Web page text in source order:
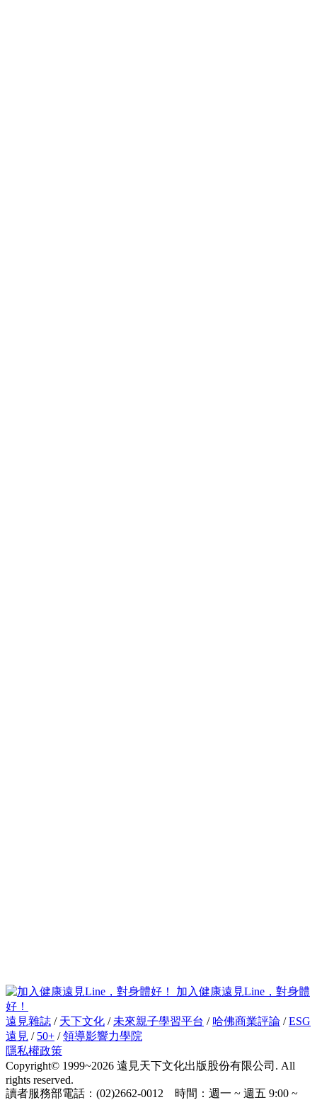
加入健康遠見Line，對身體
好！
遠見雜誌 / 天下文化 / 未來親子學習平台 / 哈佛商業評論 /ESG
遠見 / 50+ /領導影響力學院
隱私權政策
Copyright© 1999~2026 遠見天下文化出版股份有限公司. All
rights reserved.
讀者服務部電話：(02)2662-0012 時間：週一 ~ 週五 9:00 ~